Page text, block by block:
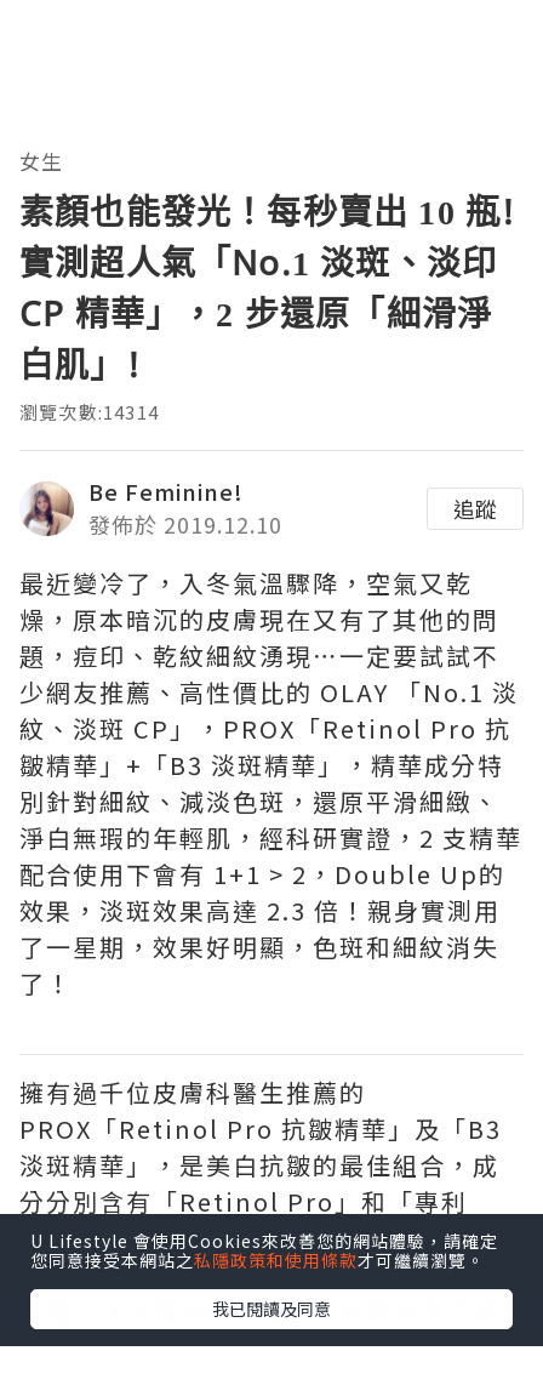
女生
素顏也能發光！每秒賣出 10 瓶!
實測超人氣「No.1 淡斑、淡印
CP 精華」，2 步還原「細滑淨
白肌」!
瀏覽次數:14314
Be Feminine!
發佈於 2019.12.10
追蹤
最近變冷了，入冬氣溫驟降，空氣又乾
燥，原本暗沉的皮膚現在又有了其他的問
題，痘印、乾紋細紋湧現⋯一定要試試不
少網友推薦、高性價比的 OLAY 「No.1 淡
紋、淡斑 CP」，PROX「Retinol Pro 抗
皺精華」+「B3 淡斑精華」，精華成分特
別針對細紋、減淡色斑，還原平滑細緻、
淨白無瑕的年輕肌，經科研實證，2 支精華
配合使用下會有 1+1 > 2，Double Up的
效果，淡斑效果高達 2.3 倍！親身實測用
了一星期，效果好明顯，色斑和細紋消失
了！
擁有過千位皮膚科醫生推薦的
PROX「Retinol Pro 抗皺精華」及「B3
淡斑精華」，是美白抗皺的最佳組合，成
分分別含有「Retinol Pro」和「專利
B3」，一齊使用會發揮更大功效！科研實
證，精華分子小，滲透力高，功效顯著有
高達 2.3 倍嘅淡斑效果，非常適合有色斑
同細紋問題的女生用！兩支精華不含香
U Lifestyle 會使用Cookies來改善您的網站體驗，請確定
您同意接受本網站之私隱政策和使用條款才可繼續瀏覽。
我已閱讀及同意